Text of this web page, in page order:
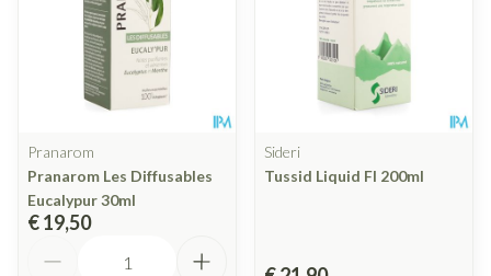
Pranarom
Pranarom Les Diffusables
Eucalypur 30ml
€ 19,50
Sideri
Tussid Liquid Fl 200ml